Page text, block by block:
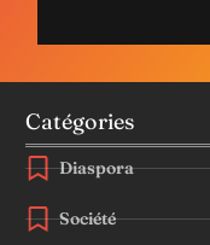
Catégories
Diaspora
Société